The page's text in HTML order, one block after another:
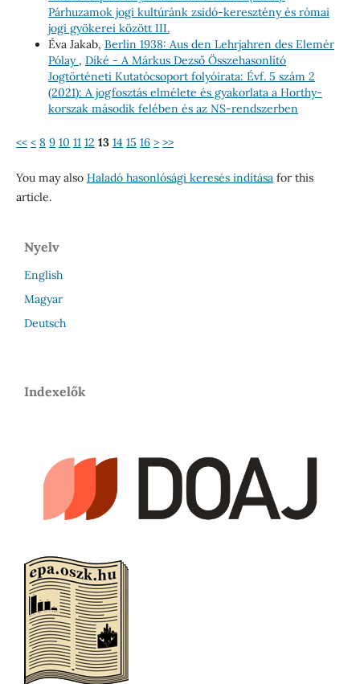
Párhuzamok jogi kultúránk zsidó-keresztény és római
jogi gyökerei között III.
Éva Jakab, Berlin 1938: Aus den Lehrjahren des Elemér
Pólay , Díké - A Márkus Dezső Összehasonlító
Jogtörténeti Kutatócsoport folyóirata: Évf. 5 szám 2
(2021): A jogfosztás elmélete és gyakorlata a Horthy-
korszak második felében és az NS-rendszerben
<< < 8 9 10 11 12 13 14 15 16 > >>
You may also Haladó hasonlósági keresés indításafor this
article.
Nyelv
English
Magyar
Deutsch
Indexelők